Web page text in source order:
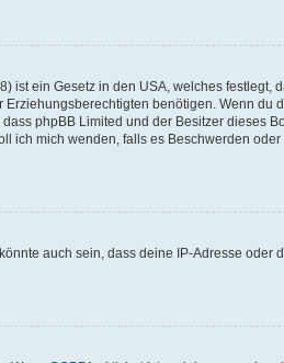
ist ein Gesetz in den USA, welches festlegt,
benötigen. Wenn du
phpBB Limited und der Besitzer dieses
ich mich wenden, falls es Beschwerden oder
auch sein, dass deine IP-Adresse oder